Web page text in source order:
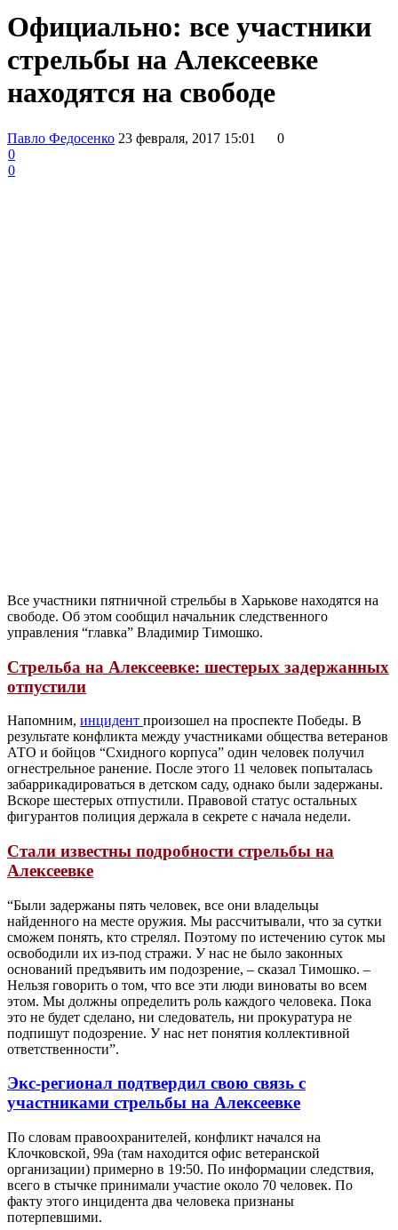
Официально: все участники
стрельбы на Алексеевке
находятся на свободе
Павло Федосенко 23 февраля, 2017 15:01
0
0
0
Все участники пятничной стрельбы в Харькове находятся на
свободе. Об этом сообщил начальник следственного
управления “главка” Владимир Тимошко.
Стрельба на Алексеевке: шестерых задержанных
отпустили
Напомним, инцидент произошел на проспекте Победы. В
результате конфликта между участниками общества ветеранов
АТО и бойцов “Схидного корпуса” один человек получил
огнестрельное ранение. После этого 11 человек попыталась
забаррикадироваться в детском саду, однако были задержаны.
Вскоре шестерых отпустили. Правовой статус остальных
фигурантов полиция держала в секрете с начала недели.
Стали известны подробности стрельбы на
Алексеевке
“Были задержаны пять человек, все они владельцы
найденного на месте оружия. Мы рассчитывали, что за сутки
сможем понять, кто стрелял. Поэтому по истечению суток мы
освободили их из-под стражи. У нас не было законных
оснований предъявить им подозрение, – сказал Тимошко. –
Нельзя говорить о том, что все эти люди виноваты во всем
этом. Мы должны определить роль каждого человека. Пока
это не будет сделано, ни следователь, ни прокуратура не
подпишут подозрение. У нас нет понятия коллективной
ответственности”.
Экс-регионал подтвердил свою связь с
участниками стрельбы на Алексеевке
По словам правоохранителей, конфликт начался на
Клочковской, 99а (там находится офис ветеранской
организации) примерно в 19:50. По информации следствия,
всего в стычке принимали участие около 70 человек. По
факту этого инцидента два человека признаны
потерпевшими.